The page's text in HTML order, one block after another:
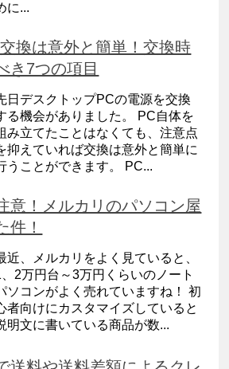
に...
換は意外と簡単！交換時
き7つの項目
日デスクトップPCの電源を交換
る機会がありました。 PC自体を
み立てたことはなくても、注意点
抑えていれば交換は意外と簡単に
うことができます。 PC...
意！メルカリのパソコン屋
件！
近、メルカリをよく見ていると、
、2万円台～3万円くらいのノート
ソコンがよく売れていますね！ 初
者向けにカスタマイズしていると
明文に書いている商品が数...